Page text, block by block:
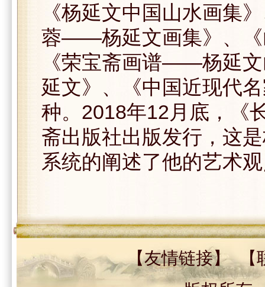
《杨延文中国山水画集
蓉——杨延文画集》、
《荣宝斋画谱——杨延
延文》、《中国近现代
种。2018年12月底，《
斋出版社出版发行，这
系统的阐述了他的艺术
【友情链接】 【